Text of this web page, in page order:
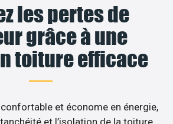
les pertes de
grâce à une
toiture efficace
et économe en énergie,
et l’isolation de la toiture.